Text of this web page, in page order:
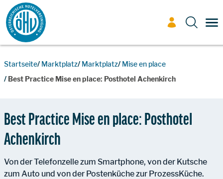
Zum Inhalt
Startseite Marktplatz Marktplatz Mise en place
Best Practice Mise en place: Posthotel Achenkirch
Best Practice Mise en place: Posthotel
Achenkirch
Von der Telefonzelle zum Smartphone, von der Kutsche
zum Auto und von der Postenküche zur ProzessKüche.